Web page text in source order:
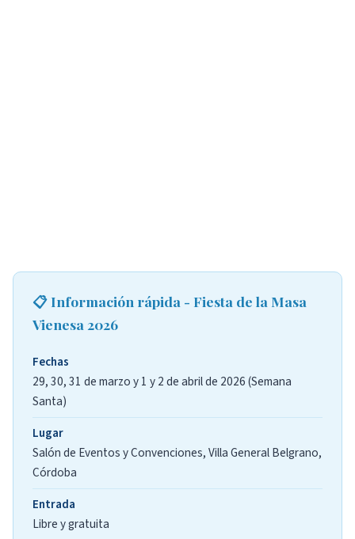
📋 Información rápida - Fiesta de la Masa
Vienesa 2026
Fechas
29, 30, 31 de marzo y 1 y 2 de abril de 2026 (Semana
Santa)
Lugar
Salón de Eventos y Convenciones, Villa General Belgrano,
Córdoba
Entrada
Libre y gratuita